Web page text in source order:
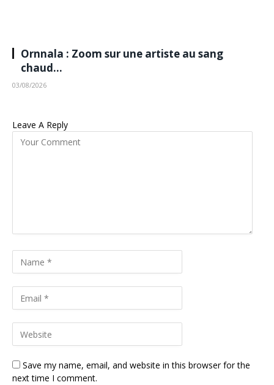
Ornnala : Zoom sur une artiste au sang
chaud…
03/08/2026
Leave A Reply
Save my name, email, and website in this browser for the
next time I comment.